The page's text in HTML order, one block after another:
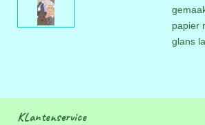
papier
glans
KLantenservice